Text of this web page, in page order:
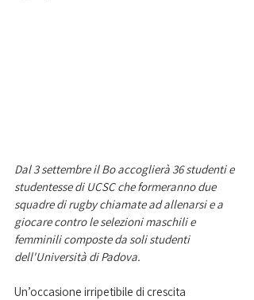
Dal 3 settembre il Bo accoglierà 36 studenti e
studentesse di UCSC che formeranno due
squadre di rugby chiamate ad allenarsi e a
giocare contro le selezioni maschili e
femminili composte da soli studenti
dell'Università di Padova.
Un’occasione irripetibile di crescita